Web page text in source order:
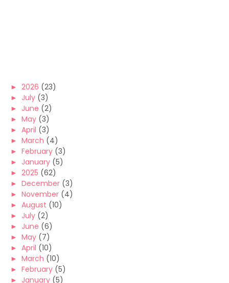
► 2026 (23)
► July (3)
► June (2)
► May (3)
► April (3)
► March (4)
► February (3)
► January (5)
► 2025 (62)
► December (3)
► November (4)
► August (10)
► July (2)
► June (6)
► May (7)
► April (10)
► March (10)
► February (5)
► January (5)